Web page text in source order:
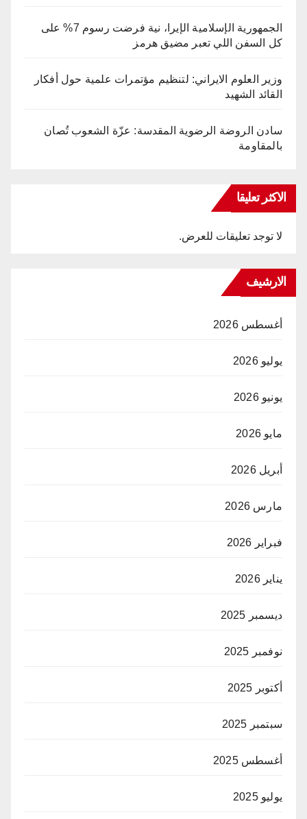
الجمهورية الإسلامية الإيرا، نية فرضت رسوم 7% على
كل السفن اللي تعبر مضيق هرمز
وزير العلوم الايراني: لتنظيم مؤتمرات علمية حول أفكار
القائد الشهيد
سادن الروضة الرضوية المقدسة: عزّة الشعوب تُصان
بالمقاومة
الاكثر تعليقا
لا توجد تعليقات للعرض.
الارشيف
أغسطس 2026
يوليو 2026
يونيو 2026
مايو 2026
أبريل 2026
مارس 2026
فبراير 2026
يناير 2026
ديسمبر 2025
نوفمبر 2025
أكتوبر 2025
سبتمبر 2025
أغسطس 2025
يوليو 2025